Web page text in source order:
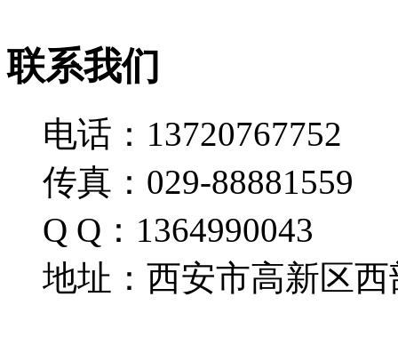
联系我们
电话：13720767752
传真：029-88881559
Q Q：1364990043
地址：西安市高新区西